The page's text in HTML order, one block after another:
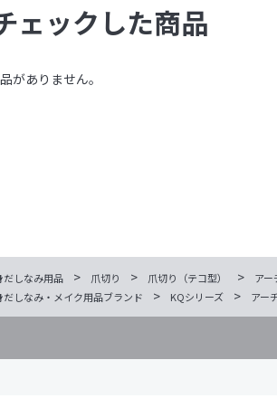
ェックした商品
がありません。
だしなみ用品 > 爪切り > 爪切り（テコ型） >
アー
だしなみ・メイク用品ブランド > KQシリーズ > アー